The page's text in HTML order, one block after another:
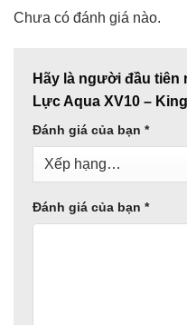
Chưa có đánh giá nào.
Hãy là người đầu tiên
Lực Aqua XV10 –
Đánh giá của bạn *
Đánh giá của bạn *